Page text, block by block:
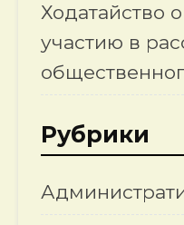
Ходатайство
участию в
Рубрики